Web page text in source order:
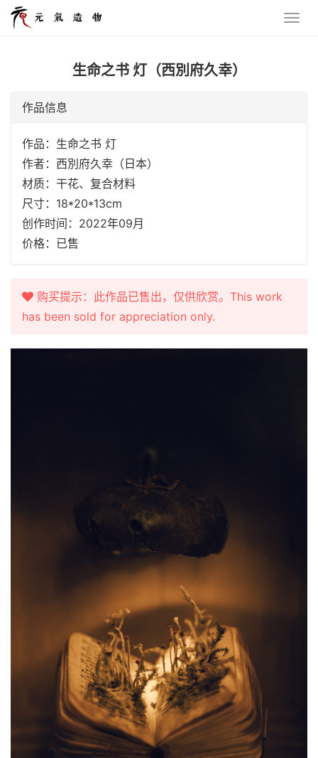
生命之书 灯（西別府久幸）
作品信息
作品：生命之书 灯
作者：西別府久幸（日本）
材质：干花、复合材料
尺寸：18*20*13cm
创作时间：2022年09月
价格：已售
购买提示：此作品已售出，仅供欣赏。This work
has been sold for appreciation only.